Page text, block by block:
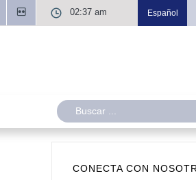
02:37 am Español
CONECTA CON